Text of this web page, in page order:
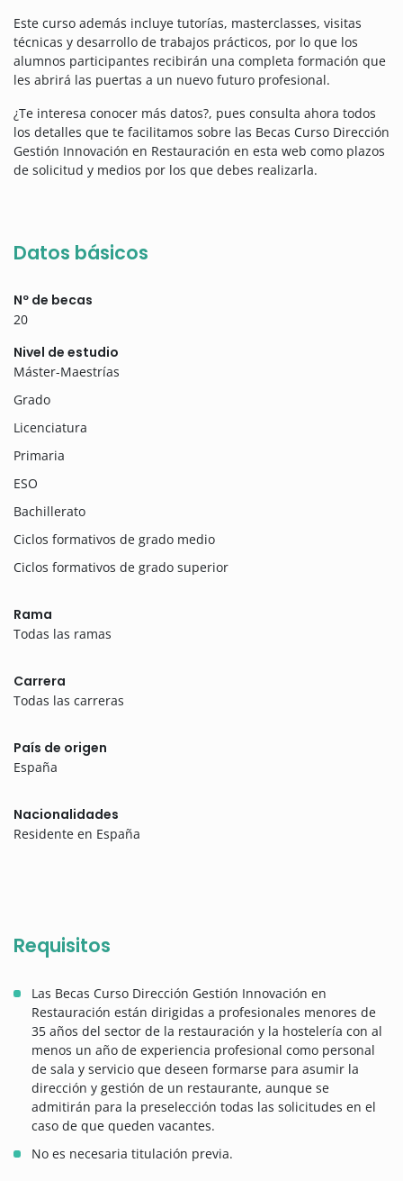
Este curso además incluye tutorías, masterclasses, visitas
técnicas y desarrollo de trabajos prácticos, por lo que los
alumnos participantes recibirán una completa formación que
les abrirá las puertas a un nuevo futuro profesional.
¿Te interesa conocer más datos?, pues consulta ahora todos
los detalles que te facilitamos sobre las Becas Curso Dirección
Gestión Innovación en Restauración en esta web como plazos
de solicitud y medios por los que debes realizarla.
Datos básicos
Nº de becas
20
Nivel de estudio
Máster-Maestrías
Grado
Licenciatura
Primaria
ESO
Bachillerato
Ciclos formativos de grado medio
Ciclos formativos de grado superior
Rama
Todas las ramas
Carrera
Todas las carreras
País de origen
España
Nacionalidades
Residente en España
Requisitos
Las Becas Curso Dirección Gestión Innovación en
Restauración están dirigidas a profesionales menores de
35 años del sector de la restauración y la hostelería con al
menos un año de experiencia profesional como personal
de sala y servicio que deseen formarse para asumir la
dirección y gestión de un restaurante, aunque se
admitirán para la preselección todas las solicitudes en el
caso de que queden vacantes.
No es necesaria titulación previa.